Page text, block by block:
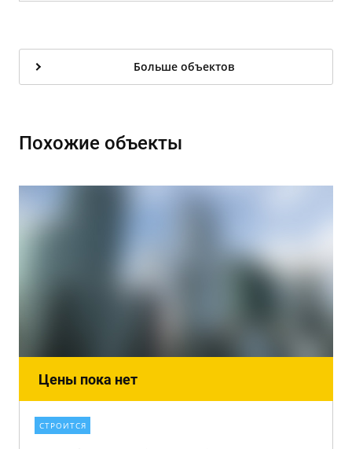
Больше объектов
Похожие объекты
Цены пока нет
СТРОИТСЯ